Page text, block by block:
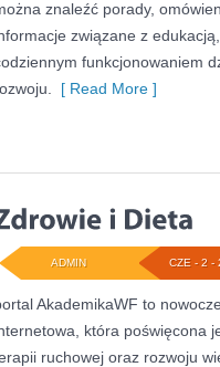
znaleźć porady,
związane z
funkcjonowaniem
[ Read More ]
CZE - 2 -
ADMIN
AkademikaWF to
która poświęcona
ruchowej oraz rozwoju